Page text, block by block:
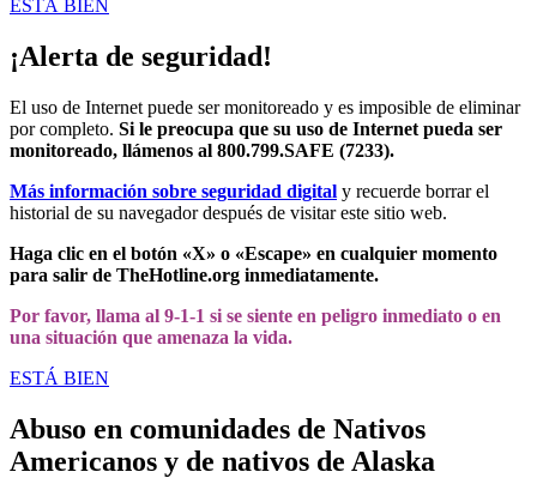
ESTÁ BIEN
¡Alerta de seguridad!
El uso de Internet puede ser monitoreado y es imposible de eliminar
por completo. Si le preocupa que su uso de Internet pueda ser
monitoreado, llámenos al 800.799.SAFE (7233).
Más información sobre seguridad digital y recuerde borrar el
historial de su navegador después de visitar este sitio web.
Haga clic en el botón «X» o «Escape» en cualquier momento
para salir de TheHotline.org inmediatamente.
Por favor, llama al 9-1-1 si se siente en peligro inmediato o en
una situación que amenaza la vida.
ESTÁ BIEN
Abuso en comunidades de Nativos
Americanos y de nativos de Alaska